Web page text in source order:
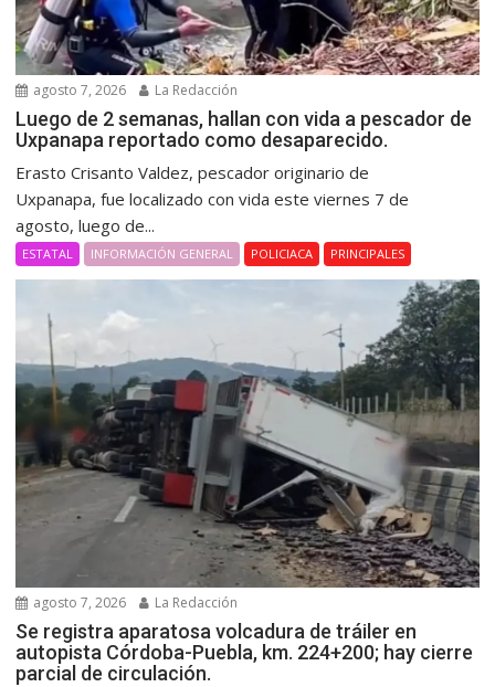
agosto 7, 2026 La Redacción
Luego de 2 semanas, hallan con vida a pescador de
Uxpanapa reportado como desaparecido.
Erasto Crisanto Valdez, pescador originario de
Uxpanapa, fue localizado con vida este viernes 7 de
agosto, luego de...
ESTATAL INFORMACIÓN GENERAL POLICIACA PRINCIPALES
agosto 7, 2026 La Redacción
Se registra aparatosa volcadura de tráiler en
autopista Córdoba-Puebla, km. 224+200; hay cierre
parcial de circulación.